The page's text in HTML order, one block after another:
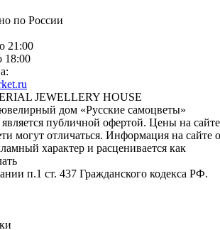
по России
21:00
18:00
JEWELLERY HOUSE
дом «Русские самоцветы»
публичной офертой. Цены на сайте
могут отличаться. Информация на сайте о
характер и расценивается как
п.1 ст. 437 Гражданского кодекса РФ.